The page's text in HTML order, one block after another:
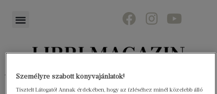
Könyvektől az olvasókig
Személyre szabott könyvajánlatok!
Tisztelt Látogató! Annak érdekében, hogy az ízléséhez minél közelebb álló